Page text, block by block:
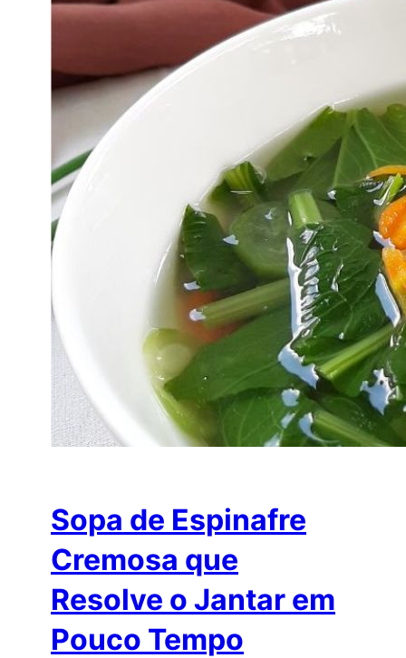
Sopa de Espinafre
Cremosa que
Resolve o Jantar em
Pouco Tempo